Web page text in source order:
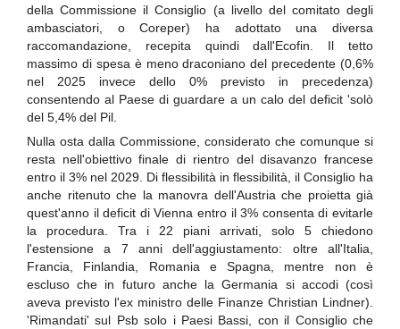
della Commissione il Consiglio (a livello del comitato degli
ambasciatori, o Coreper) ha adottato una diversa
raccomandazione, recepita quindi dall'Ecofin. Il tetto
massimo di spesa è meno draconiano del precedente (0,6%
nel 2025 invece dello 0% previsto in precedenza)
consentendo al Paese di guardare a un calo del deficit 'solò
del 5,4% del Pil.
Nulla osta dalla Commissione, considerato che comunque si
resta nell'obiettivo finale di rientro del disavanzo francese
entro il 3% nel 2029. Di flessibilità in flessibilità, il Consiglio ha
anche ritenuto che la manovra dell'Austria che proietta già
quest'anno il deficit di Vienna entro il 3% consenta di evitarle
la procedura. Tra i 22 piani arrivati, solo 5 chiedono
l'estensione a 7 anni dell'aggiustamento: oltre all'Italia,
Francia, Finlandia, Romania e Spagna, mentre non è
escluso che in futuro anche la Germania si accodi (così
aveva previsto l'ex ministro delle Finanze Christian Lindner).
'Rimandati' sul Psb solo i Paesi Bassi, con il Consiglio che